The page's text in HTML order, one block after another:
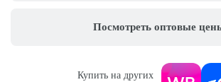
Посмотреть оптовые
Купить на других